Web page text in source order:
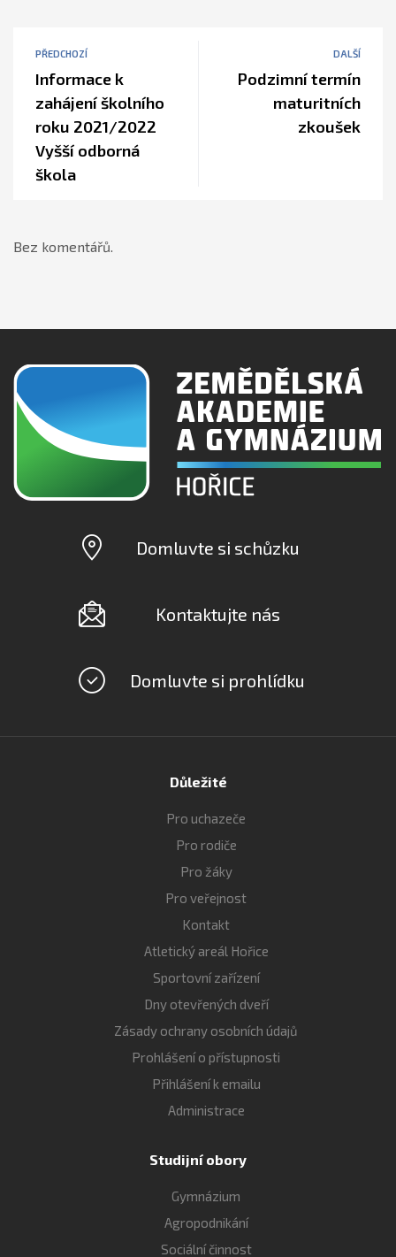
PŘEDCHOZÍ
Informace k
zahájení školního
roku 2021/2022
Vyšší odborná
škola
DALŠÍ
Podzimní termín
maturitních
zkoušek
Bez komentářů.
Domluvte si schůzku
Kontaktujte nás
Domluvte si prohlídku
Důležité
Pro uchazeče
Pro rodiče
Pro žáky
Pro veřejnost
Kontakt
Atletický areál Hořice
Sportovní zařízení
Dny otevřených dveří
Zásady ochrany osobních údajů
Prohlášení o přístupnosti
Přihlášení k emailu
Administrace
Studijní obory
Gymnázium
Agropodnikání
Sociální činnost